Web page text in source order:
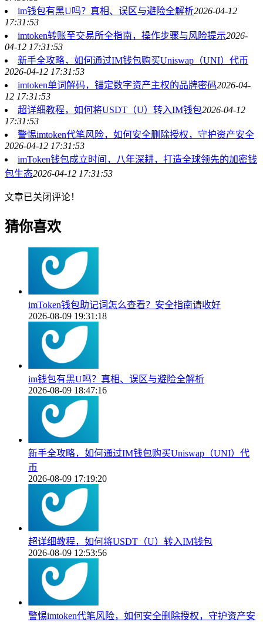
im钱包有黑U吗？真相、误区与避险全解析2026-04-12
17:31:53
imtoken转账至交易所全指南，操作步骤与风险提示2026-
04-12 17:31:53
新手全攻略，如何通过IM钱包购买Uniswap（UNI）代币
2026-04-12 17:31:53
imtoken单词解码，锚定数字资产主权的品牌密码2026-04-
12 17:31:53
超详细教程，如何将USDT（U）转入IM钱包2026-04-12
17:31:53
警惕imtoken代笔风险，如何安全删除授权，守护资产安全
2026-04-12 17:31:53
imToken钱包成立时间，八年深耕，打造全球领先的加密钱
包生态2026-04-12 17:31:53
文章已关闭评论！
猜你喜欢
imToken钱包助记词怎么查看？安全指南请收好
2026-08-09 19:31:18
im钱包有黑U吗？真相、误区与避险全解析
2026-08-09 18:47:16
新手全攻略，如何通过IM钱包购买Uniswap（UNI）代
币
2026-08-09 17:19:20
超详细教程，如何将USDT（U）转入IM钱包
2026-08-09 12:53:56
警惕imtoken代笔风险，如何安全删除授权，守护资产安